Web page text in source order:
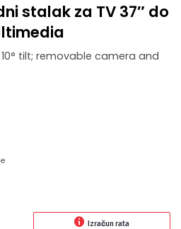
stalak za TV 37″ do
tilt; removable camera and
Izračun rata